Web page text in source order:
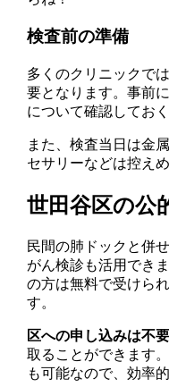
検査前の準備
多くのクリニックで
要となります。事前
について確認してお
また、検査当日は金
セサリーなどは控え
世田谷区の公
民間の肺ドックと併
がん検診も活用でき
の方は無料で受けら
す。
区への申し込みは不
取ることができます
も可能なので、効率